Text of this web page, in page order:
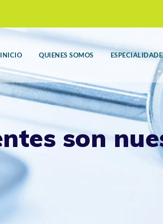
INICIO QUIENES SOMOS
son